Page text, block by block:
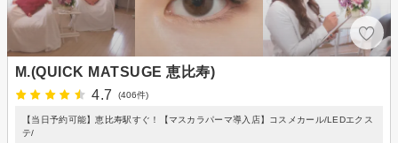
M.(QUICK MATSUGE 恵比寿)
4.7
(406件)
【当日予約可能】恵比寿駅すぐ！【マスカラパーマ導入店】コスメカール/LEDエクス
テ/